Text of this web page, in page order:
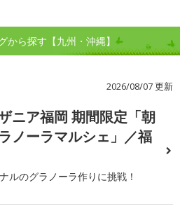
から探す【九州・沖縄】
2026/08/07 更新
ニア福岡 期間限定「朝
ノーラマルシェ」／福
ルのグラノーラ作りに挑戦！